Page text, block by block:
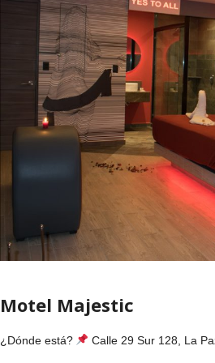
Motel Majestic
¿Dónde está? Calle 29 Sur 128, La